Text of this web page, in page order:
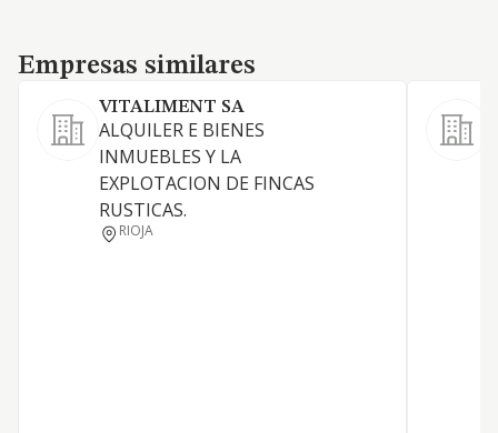
Empresas similares
Empresas similares
VITALIMENT SA
ALQUILER E BIENES
INMUEBLES Y LA
EXPLOTACION DE FINCAS
RUSTICAS.
RIOJA